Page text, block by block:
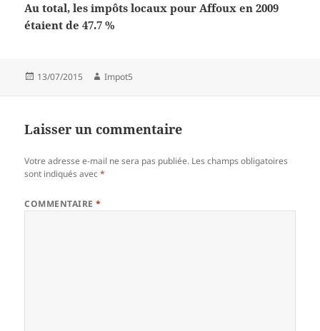
Au total, les impôts locaux pour Affoux en 2009
étaient de 47.7 %
Publié
13/07/2015 Auteur
Impot5
Laisser un commentaire
Votre adresse e-mail ne sera pas publiée. Les champs obligatoires
sont indiqués avec*
COMMENTAIRE*